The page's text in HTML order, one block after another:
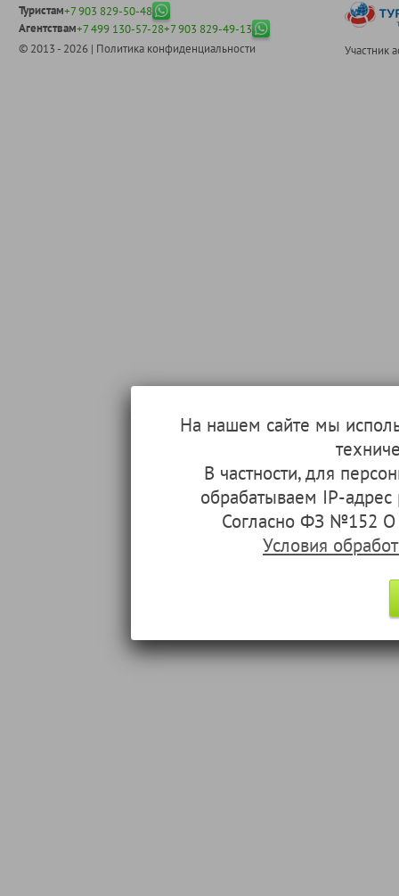
Туристам+7 903 829-50-48
Агентствам+7 499 130-57-28+7 903 829-49-13
© 2013 - 2026 | Политика конфиденциальности Участник
На нашем сайте мы
В частности, для
обрабатываем IP-
Согласно ФЗ №152 О
Условия